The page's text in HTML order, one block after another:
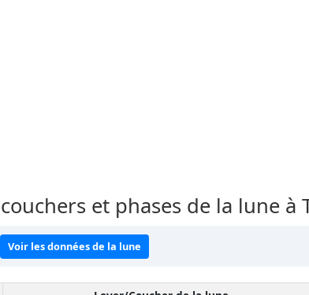
et phases de la lune à
Voir les données de la lune